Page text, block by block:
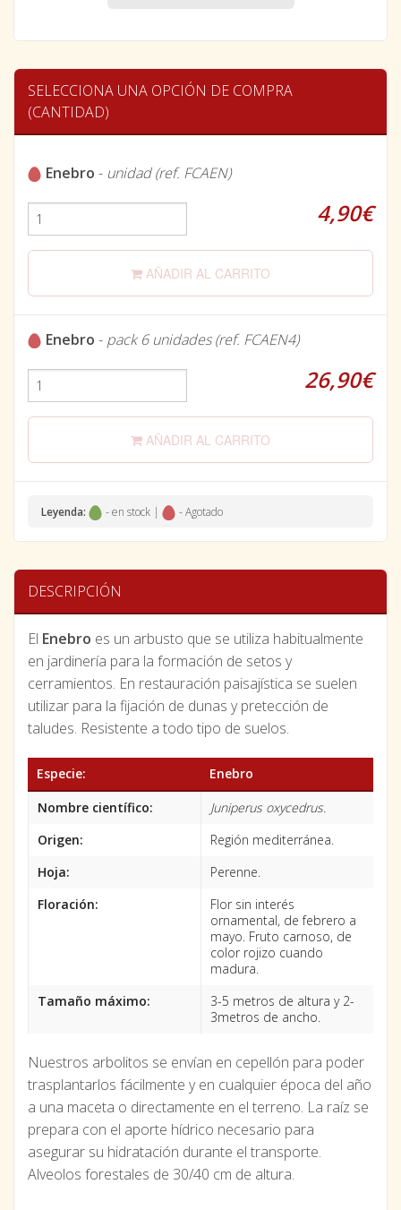
SELECCIONA UNA OPCIÓN DE COMPRA
(CANTIDAD)
Enebro - unidad (ref. FCAEN)
4,90€
AÑADIR AL CARRITO
Enebro - pack 6 unidades (ref. FCAEN4)
26,90€
AÑADIR AL CARRITO
Leyenda: - en stock | - Agotado
DESCRIPCIÓN
El Enebro es un arbusto que se utiliza habitualmente
en jardinería para la formación de setos y
cerramientos. En restauración paisajística se suelen
utilizar para la fijación de dunas y pretección de
taludes. Resistente a todo tipo de suelos.
Especie:
Enebro
Nombre científico:
Juniperus oxycedrus.
Origen:
Región mediterránea.
Hoja:
Perenne.
Floración:
Flor sin interés
ornamental, de febrero a
mayo. Fruto carnoso, de
color rojizo cuando
madura.
Tamaño máximo:
3-5 metros de altura y 2-
3metros de ancho.
Nuestros arbolitos se envían en cepellón para poder
trasplantarlos fácilmente y en cualquier época del año
a una maceta o directamente en el terreno. La raíz se
prepara con el aporte hídrico necesario para
asegurar su hidratación durante el transporte.
Alveolos forestales de 30/40 cm de altura.